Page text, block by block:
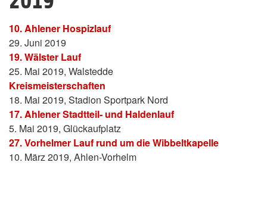
10. Ahlener Hospizlauf
29. Juni 2019
19. Wälster Lauf
25. Mai 2019, Walstedde
Kreismeisterschaften
18. Mai 2019, Stadion Sportpark Nord
17. Ahlener Stadtteil- und Haldenlauf
5. Mai 2019, Glückaufplatz
27. Vorhelmer Lauf rund um die Wibbeltkapelle
10. März 2019, Ahlen-Vorhelm